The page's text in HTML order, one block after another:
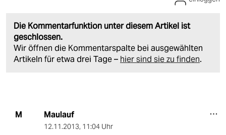
Die Kommentarfunktion unter diesem Artikel ist
geschlossen.
Wir öffnen die Kommentarspalte bei ausgewählten
Artikeln für etwa drei Tage – hier sind sie zu finden.
M Maulauf
12.11.2013, 11:04 Uhr